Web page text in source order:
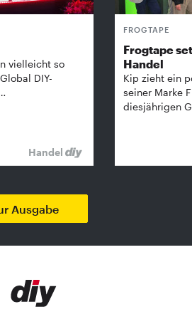
vielleicht so
DIY-
Handel
FROGTAPE
Frogtape
Handel
Kip zieht ein
seiner Marke
diesjährigen
Ausgabe